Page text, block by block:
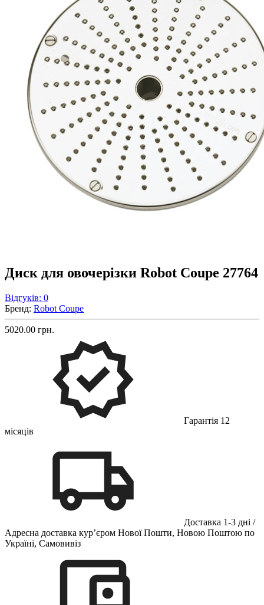
Диск для овочерізки Robot Coupe 27764
Відгуків: 0
Бренд: Robot Coupe
5020.00 грн.
Гарантія 12
місяців
Доставка 1-3 дні /
Адресна доставка кур’єром Нової Пошти, Новою Поштою по
Україні, Самовивіз